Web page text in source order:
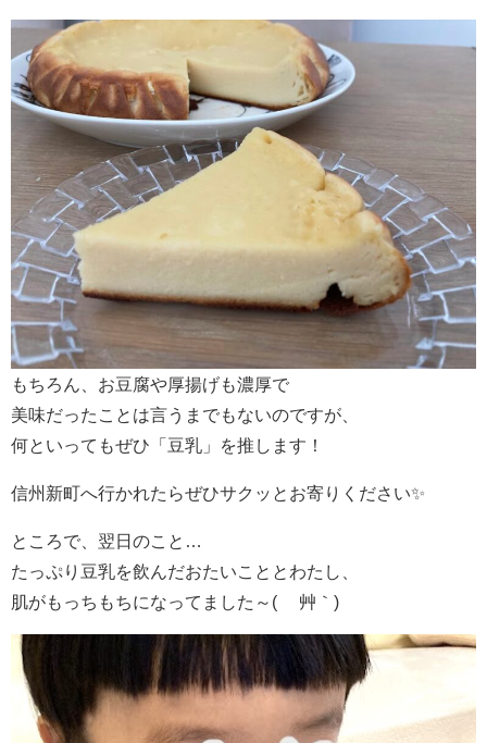
もちろん、お豆腐や厚揚げも濃厚で
美味だったことは言うまでもないのですが、
何といってもぜひ「豆乳」を推します！
信州新町へ行かれたらぜひサクッとお寄りください✨
ところで、翌日のこと…
たっぷり豆乳を飲んだおたいこととわたし、
肌がもっちもちになってました～( ´艸｀)